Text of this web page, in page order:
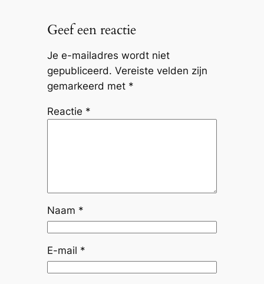
Geef een reactie
Je e-mailadres wordt niet
gepubliceerd. Vereiste velden zijn
gemarkeerd met *
Reactie *
Naam *
E-mail *